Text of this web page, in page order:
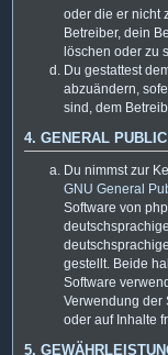
oder die er nicht
Betreiber, dein
löschen oder zu
Du gestattest
abzuändern,
sind, dem
4. GENERAL
Du nimmst zur
GNU General
Software von
gestellt. Beide
Software
Verwendung der
oder auf Inhalte
5.